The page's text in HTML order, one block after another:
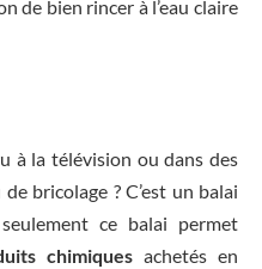
de bien rincer à l’eau claire
à la télévision ou dans des
bricolage ? C’est un balai
ce balai permet
chimiques achetés en